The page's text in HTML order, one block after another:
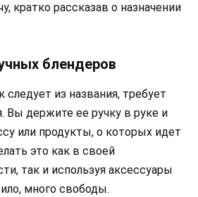
кратко рассказав о назначении
блендеров
следует из названия, требует
Вы держите ее ручку в руке и
или продукты, о которых идет
это как в своей
так и используя аксессуары
много свободы.